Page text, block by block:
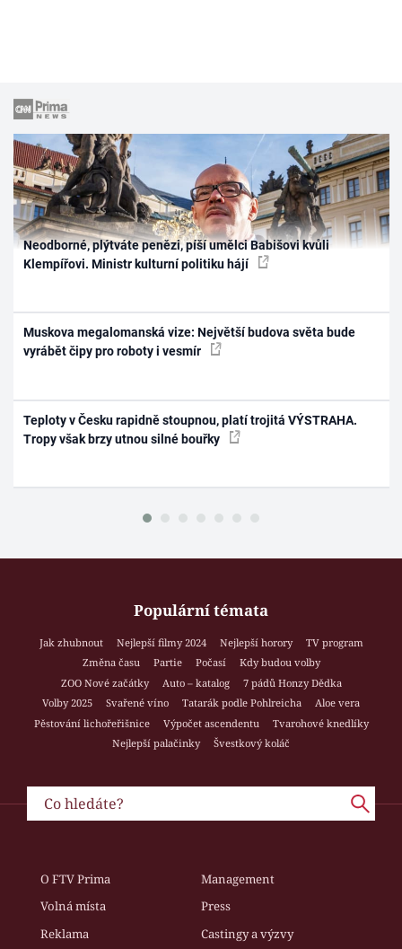
Neodborné, plýtváte penězi, píší umělci Babišovi kvůli
Klempířovi. Ministr kulturní politiku hájí
Muskova megalomanská vize: Největší budova světa bude
vyrábět čipy pro roboty i vesmír
Teploty v Česku rapidně stoupnou, platí trojitá VÝSTRAHA.
Tropy však brzy utnou silné bouřky
Populární témata
Jak zhubnout Nejlepší filmy 2024 Nejlepší horory
TV program
Změna času
Partie Počasí
Kdy budou volby
ZOO Nové začátky
Auto – katalog
7 pádů Honzy Dědka
Volby 2025
Svařené víno Tatarák podle Pohlreicha
Aloe vera
Pěstování lichořeřišnice
Výpočet ascendentu
Tvarohové knedlíky
Nejlepší palačinky
Švestkový koláč
O FTV Prima
Management
Volná místa
Press
Reklama
Castingy a výzvy